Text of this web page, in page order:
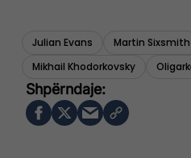
Julian Evans Martin Sixsmith
Mikhail Khodorkovsky